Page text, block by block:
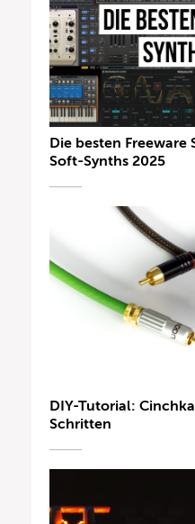
Die besten Freeware
Soft-Synths 2025
DIY-Tutorial:
Schritten